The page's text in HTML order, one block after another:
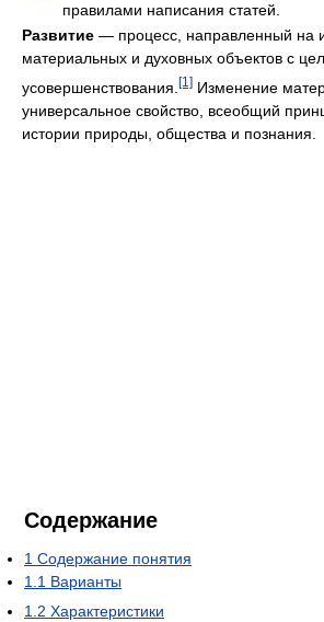
правилами написания статей.
Развитие — процесс, направленный на
материальных и духовных объектов с
усовершенствования. [1] Изменение
универсальное свойство, всеобщий
истории природы, общества и познания.
Содержание
1 Содержание понятия
1.1 Варианты
1.2 Характеристики